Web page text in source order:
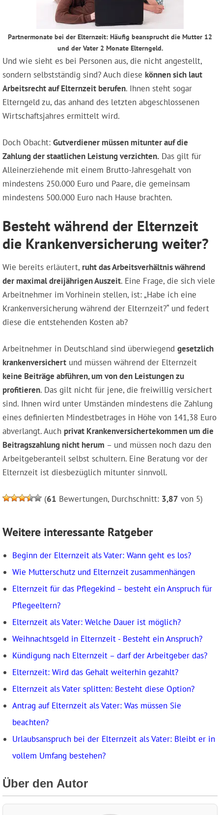
Partnermonate bei der Elternzeit: Häufig beansprucht die Mutter 12
und der Vater 2 Monate Elterngeld.
Und wie sieht es bei Personen aus, die nicht angestellt,
sondern selbstständig sind? Auch diese können sich laut
Arbeitsrecht auf Elternzeit berufen. Ihnen steht sogar
Elterngeld zu, das anhand des letzten abgeschlossenen
Wirtschaftsjahres ermittelt wird.
Doch Obacht: Gutverdiener müssen mitunter auf die
Zahlung der staatlichen Leistung verzichten. Das gilt für
Alleinerziehende mit einem Brutto-Jahresgehalt von
mindestens 250.000 Euro und Paare, die gemeinsam
mindestens 500.000 Euro nach Hause brachten.
Besteht während der Elternzeit
die Krankenversicherung weiter?
Wie bereits erläutert, ruht das Arbeitsverhältnis während
der maximal dreijährigen Auszeit. Eine Frage, die sich viele
Arbeitnehmer im Vorhinein stellen, ist: „Habe ich eine
Krankenversicherung während der Elternzeit?“ und federt
diese die entstehenden Kosten ab?
Arbeitnehmer in Deutschland sind überwiegend gesetzlich
krankenversichert und müssen während der Elternzeit
keine Beiträge abführen, um von den Leistungen zu
profitieren. Das gilt nicht für jene, die freiwillig versichert
sind. Ihnen wird unter Umständen mindestens die Zahlung
eines definierten Mindestbetrages in Höhe von 141,38 Euro
abverlangt. Auch privat Krankenversichertekommen um die
Beitragszahlung nicht herum – und müssen noch dazu den
Arbeitgeberanteil selbst schultern. Eine Beratung vor der
Elternzeit ist diesbezüglich mitunter sinnvoll.
(61 Bewertungen, Durchschnitt: 3,87 von 5)
Weitere interessante Ratgeber
Beginn der Elternzeit als Vater: Wann geht es los?
Wie Mutterschutz und Elternzeit zusammenhängen
Elternzeit für das Pflegekind – besteht ein Anspruch für
Pflegeeltern?
Elternzeit als Vater: Welche Dauer ist möglich?
Weihnachtsgeld in Elternzeit - Besteht ein Anspruch?
Kündigung nach Elternzeit – darf der Arbeitgeber das?
Elternzeit: Wird das Gehalt weiterhin gezahlt?
Elternzeit als Vater splitten: Besteht diese Option?
Antrag auf Elternzeit als Vater: Was müssen Sie
beachten?
Urlaubsanspruch bei der Elternzeit als Vater: Bleibt er in
vollem Umfang bestehen?
Über den Autor